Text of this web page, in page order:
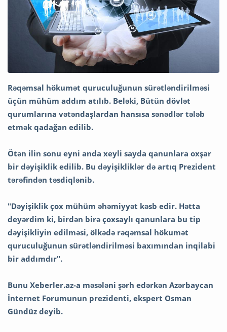
Rəqəmsal hökumət quruculuğunun sürətləndirilməsi
üçün mühüm addım atılıb. Beləki, Bütün dövlət
qurumlarına vətəndaşlardan hansısa sənədlər tələb
etmək qadağan edilib.
Ötən ilin sonu eyni anda xeyli sayda qanunlara oxşar
bir dəyişiklik edilib. Bu dəyişikliklər də artıq Prezident
tərəfindən təsdiqlənib.
"Dəyişiklik çox mühüm əhəmiyyət kəsb edir. Hətta
deyərdim ki, birdən birə çoxsaylı qanunlara bu tip
dəyişikliyin edilməsi, ölkədə rəqəmsal hökumət
quruculuğunun sürətləndirilməsi baxımından inqilabi
bir addımdır".
Bunu Xeberler.az-a məsələni şərh edərkən Azərbaycan
İnternet Forumunun prezidenti, ekspert Osman
Gündüz deyib.